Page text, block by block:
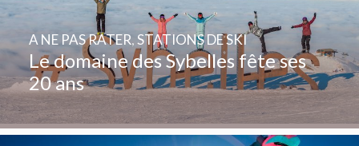
Le domaine des Sybelles fête ses
20 ans
A NE PAS RATER,STATIONS DE SKI